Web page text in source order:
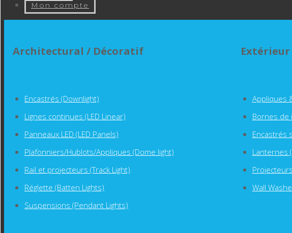
Mon compte
Architectural / Décoratif
Encastrés (Downlight)
Lignes continues (LED Linear)
Panneaux LED (LED Panels)
Plafonniers/Hublots/Appliques (Dome light)
Rail et projecteurs (Track Light)
Réglette (Batten Lights)
Suspensions (Pendant Lights)
Extérieur
Appliques
Bornes de
Encastrés
Lanternes
Wall